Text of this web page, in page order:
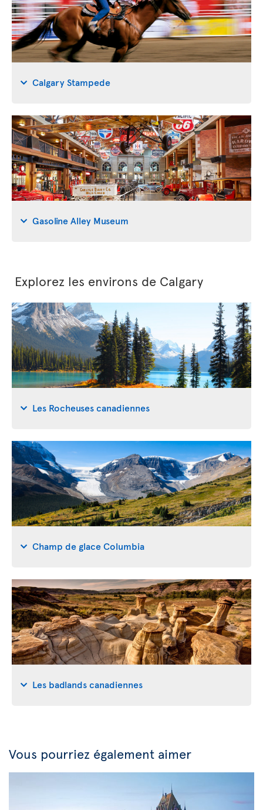
Calgary Stampede
Gasoline Alley Museum
Explorez les environs de Calgary
Les Rocheuses canadiennes
Champ de glace Columbia
Les badlands canadiennes
Vous pourriez également aimer